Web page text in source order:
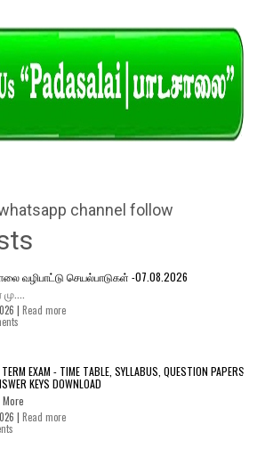
channel follow
வழிபாட்டு செயல்பாடுகள் -07.08.2026
| Read more
EXAM - TIME TABLE, SYLLABUS, QUESTION PAPERS
KEYS DOWNLOAD
| Read more